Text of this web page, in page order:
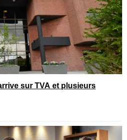
sur TVA et plusieurs